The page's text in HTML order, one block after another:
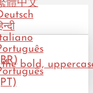
體中文